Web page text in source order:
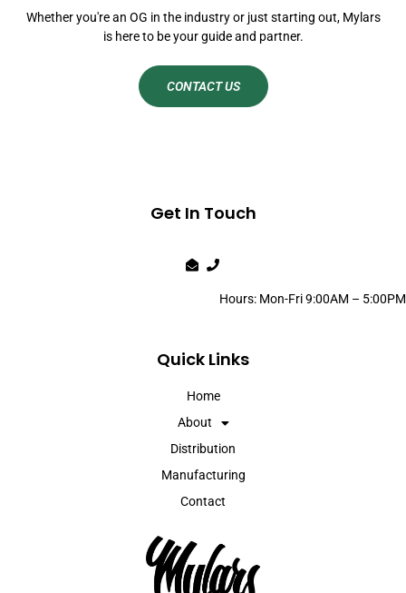
Whether you're an OG in the industry or just starting out, Mylars
is here to be your guide and partner.
CONTACT US
Quick Links
Home
About
Distribution
Manufacturing
Contact
Get In Touch
Hours: Mon-Fri 9:00AM – 5:00PM